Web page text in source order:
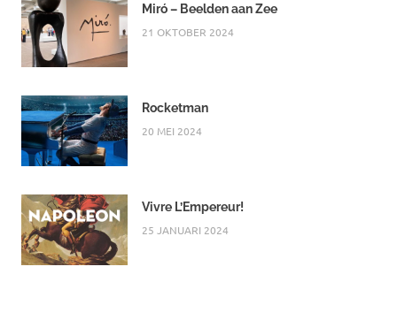
Miró – Beelden aan Zee
21 OKTOBER 2024
Rocketman
20 MEI 2024
Vivre L’Empereur!
25 JANUARI 2024